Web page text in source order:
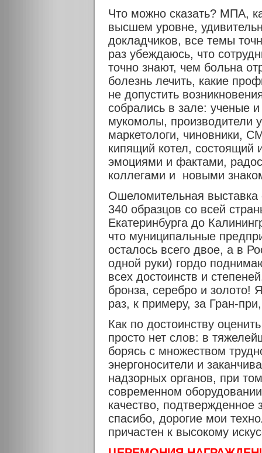
Что можно сказать? МПА,
высшем уровне,
докладчиков, все темы
раз убеждаюсь, что
точно знают, чем больна
болезнь лечить, какие
не допустить
собрались в зале: ученые
мукомолы, производители
маркетологи, чиновники,
кипящий котел,
эмоциями и фактами,
коллегами и новыми
Ошеломительная
340 образцов со всей
Екатеринбурга до
что муниципальные
осталось всего двое, а в
одной руки) гордо
всех достоинств и
бронза, серебро и золото!
раз, к примеру, за Гран-
Как по достоинству
просто нет слов: в
борясь с множеством
энергоносители и
надзорных органов, при
современном
качество,
спасибо, дорогие мои
причастен к высокому